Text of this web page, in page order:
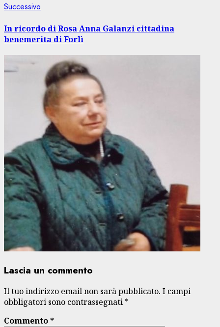
Successivo
In ricordo di Rosa Anna Galanzi cittadina
benemerita di Forlì
Lascia un commento
Il tuo indirizzo email non sarà pubblicato. I campi
obbligatori sono contrassegnati *
Commento*